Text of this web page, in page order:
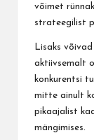
võimet
strateegilist
Lisaks
aktiivsemalt
konkurentsi
mitte ainult
pikaajalist
mängimises.